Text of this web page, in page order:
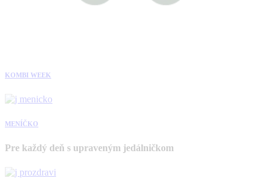
KOMBI WEEK
MENÍČKO
Pre každý deň s upraveným jedálničkom